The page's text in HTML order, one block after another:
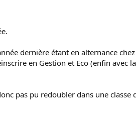
dernière étant en alternance
en Gestion et Eco (enfin avec
pas pu redoubler dans une classe